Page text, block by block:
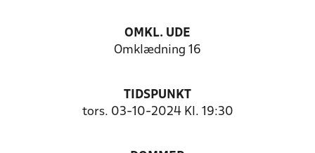
OMKL. UDE
Omklædning 16
TIDSPUNKT
tors. 03-10-2024 Kl. 19:30